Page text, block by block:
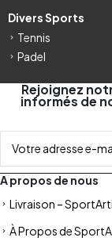
Divers Sports
Tennis
Padel
Rejoignez
informés de
A propos de nous
Livraison –
À Propos de